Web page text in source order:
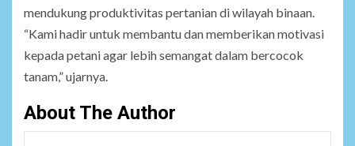
mendukung produktivitas pertanian di wilayah binaan.
“Kami hadir untuk membantu dan memberikan motivasi
kepada petani agar lebih semangat dalam bercocok
tanam,” ujarnya.
About The Author